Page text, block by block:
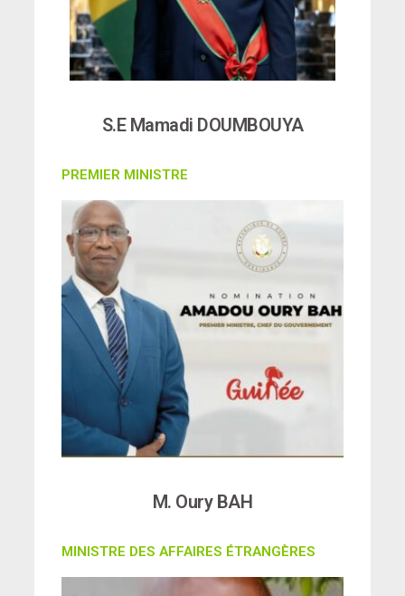
S.E Mamadi DOUMBOUYA
PREMIER MINISTRE
M. Oury BAH
MINISTRE DES AFFAIRES ÉTRANGÈRES